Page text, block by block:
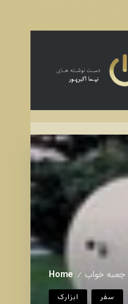
Home / جعبه خواب
ابزارک سفر